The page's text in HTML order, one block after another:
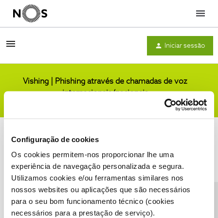
Configuração de cookies
Os cookies permitem-nos proporcionar lhe uma
experiência de navegação personalizada e segura.
Utilizamos cookies e/ou ferramentas similares nos
nossos websites ou aplicações que são necessários
para o seu bom funcionamento técnico (cookies
necessários para a prestação de serviço).
Menu
Iniciar sessão
Vishing | Phishing através de chamadas de voz
internacionais/nacionais
Condições do Fórum NOS Accessibility statement